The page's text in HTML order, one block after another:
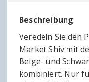
Beschreibung:
Veredeln Sie den
Market Shiv mit
Beige- und
kombiniert. Nur